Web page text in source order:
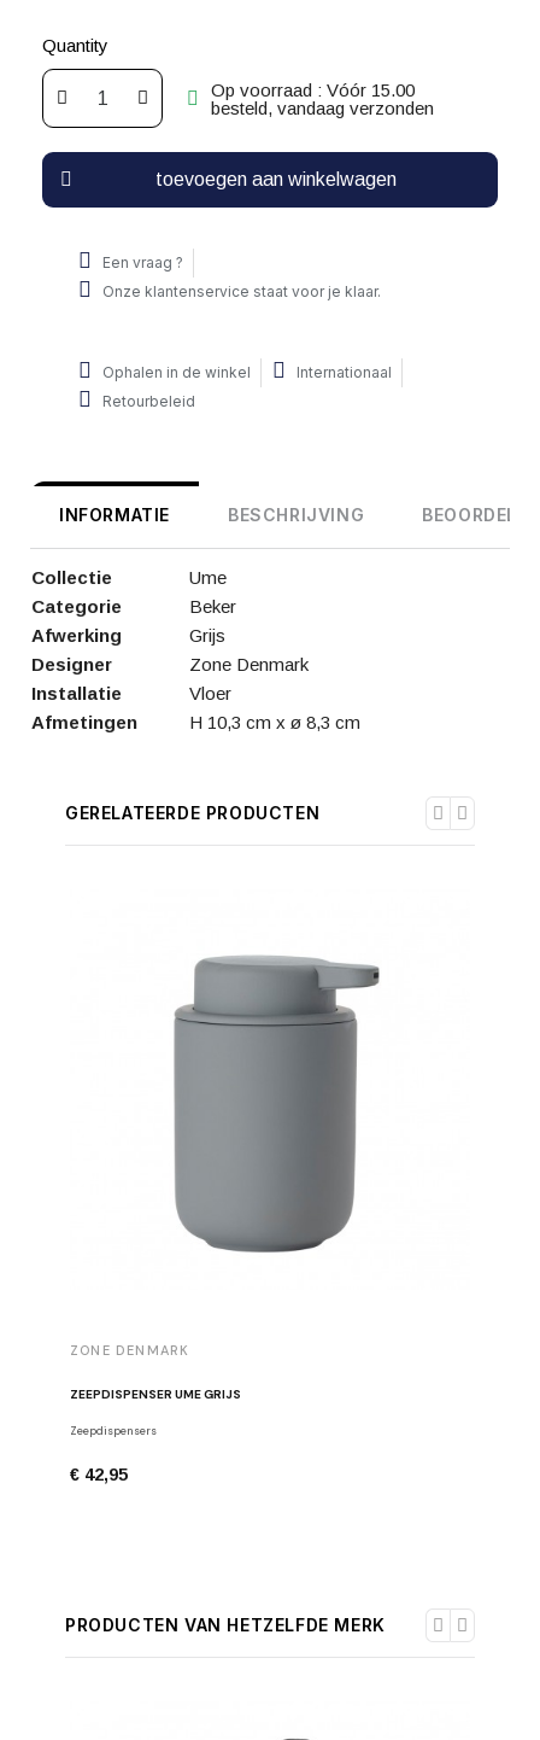
Quantity
Op voorraad : Vóór 15.00
besteld, vandaag verzonden
toevoegen aan winkelwagen
Een vraag ?
Onze klantenservice staat voor je klaar.
Ophalen in de winkel
Internationaal
Retourbeleid
INFORMATIE BESCHRIJVING
Collectie
Ume
Categorie
Beker
Afwerking
Grijs
Designer
Zone Denmark
Installatie
Vloer
Afmetingen
H 10,3 cm x ø 8,3 cm
GERELATEERDE PRODUCTEN
ZONE DENMARK
ZEEPDISPENSER UME GRIJS
Zeepdispensers
€ 42,95
PRODUCTEN VAN HETZELFDE MERK